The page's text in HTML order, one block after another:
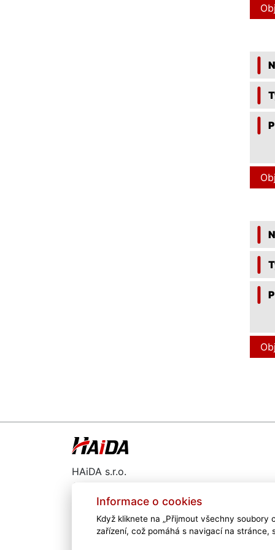
HAiDA s.r.o.
Gen. Svobody 802
473 01 Nový Bor
487 722 291
Informace o cookies
Když kliknete na „Přijmout všechny soubory
zařízení, což pomáhá s navigací na